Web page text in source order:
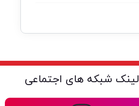
لینک شبکه های اجتماعی